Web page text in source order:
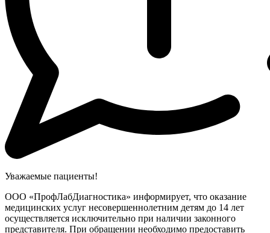
Уважаемые пациенты!
ООО «ПрофЛабДиагностика» информирует, что оказание
медицинских услуг несовершеннолетним детям до 14 лет
осуществляется исключительно при наличии законного
представителя. При обращении необходимо предоставить